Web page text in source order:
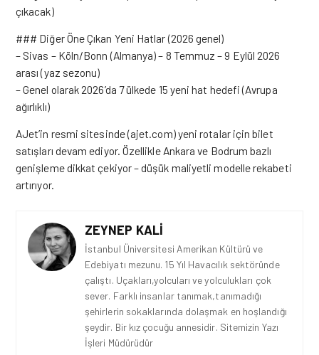
çıkacak)
### Diğer Öne Çıkan Yeni Hatlar (2026 genel)
– Sivas – Köln/Bonn (Almanya) – 8 Temmuz – 9 Eylül 2026
arası (yaz sezonu)
– Genel olarak 2026’da 7 ülkede 15 yeni hat hedefi (Avrupa
ağırlıklı)
AJet’in resmi sitesinde (ajet.com) yeni rotalar için bilet
satışları devam ediyor. Özellikle Ankara ve Bodrumbazlı
genişleme dikkat çekiyor – düşük maliyetli modelle rekabeti
artırıyor.
ZEYNEP KALI
İstanbul Üniversitesi Amerikan Kültürü ve
Edebiyatı mezunu. 15 Yıl Havacılık sektöründe
çalıştı. Uçakları,yolcuları ve yolculukları çok
sever. Farklı insanlar tanımak,tanımadığı
şehirlerin sokaklarında dolaşmak en hoşlandığı
şeydir. Bir kız çocuğu annesidir. Sitemizin Yazı
İşleri Müdürüdür